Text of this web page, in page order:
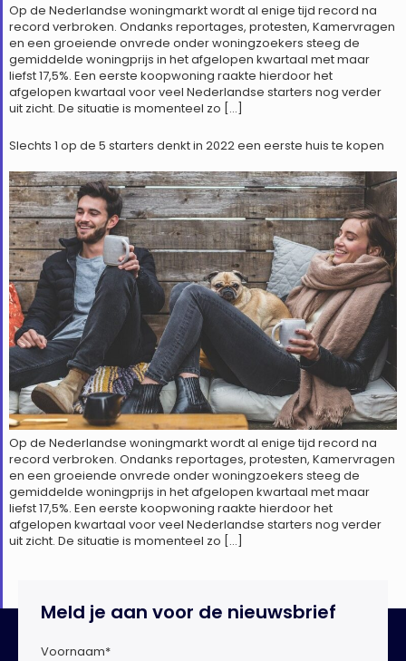
Op de Nederlandse woningmarkt wordt al enige tijd record na
record verbroken. Ondanks reportages, protesten, Kamervragen
en een groeiende onvrede onder woningzoekers steeg de
gemiddelde woningprijs in het afgelopen kwartaal met maar
liefst 17,5%. Een eerste koopwoning raakte hierdoor het
afgelopen kwartaal voor veel Nederlandse starters nog verder
uit zicht. De situatie is momenteel zo […]
Slechts 1 op de 5 starters denkt in 2022 een eerste huis te kopen
Op de Nederlandse woningmarkt wordt al enige tijd record na
record verbroken. Ondanks reportages, protesten, Kamervragen
en een groeiende onvrede onder woningzoekers steeg de
gemiddelde woningprijs in het afgelopen kwartaal met maar
liefst 17,5%. Een eerste koopwoning raakte hierdoor het
afgelopen kwartaal voor veel Nederlandse starters nog verder
uit zicht. De situatie is momenteel zo […]
Meld je aan voor de nieuwsbrief
Voornaam*